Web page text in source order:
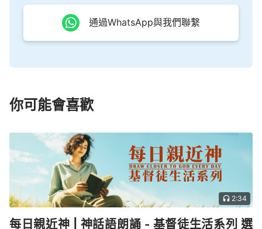
有的人五官端正，有的人眼鼻口歪；有的人模樣俊
俏，有的人長相醜陋；有的人生在夜半子時，有的人
則生在烈日當空的午時……各種各樣人的出生决定于
一切都在造物主的主宰之下、命定之下，没有一人能
擺脱這樣的命定，也没有一人能改變自己的出生，更
——《話・卷二 關于認識神・獨一無二的神自己
通過WhatsApp與我們聯繫
你可能會喜歡
2:34
每日親近神 | 神話語朗誦 - 基督徒生活系列 選